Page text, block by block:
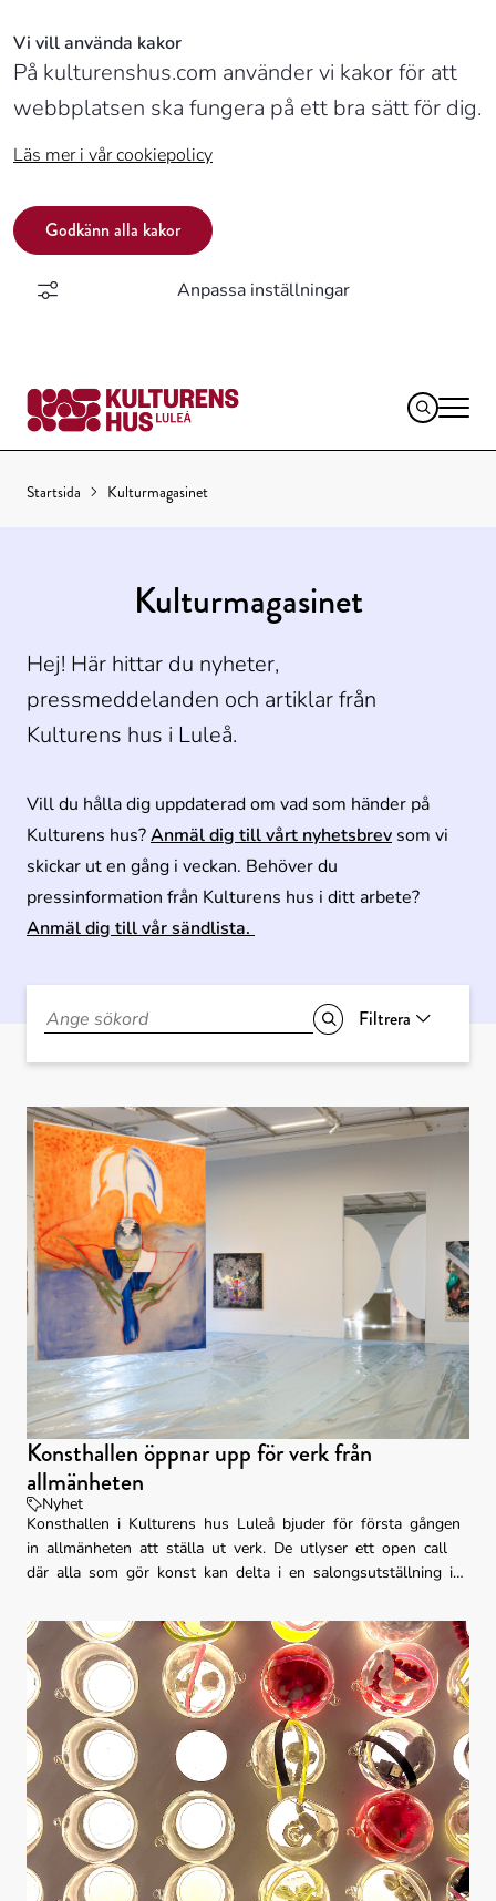
Vi vill använda kakor
På kulturenshus.com använder vi kakor för att
webbplatsen ska fungera på ett bra sätt för dig.
Läs mer i vår cookiepolicy
Godkänn alla kakor
Anpassa inställningar
Logotyp,
Kulturens
Startsida Kulturmagasinet
Kulturmagasinet
Hej! Här hittar du nyheter,
pressmeddelanden och artiklar från
Kulturens hus i Luleå.
Vill du hålla dig uppdaterad om vad som händer på
Kulturens hus? Anmäl dig till vårt nyhetsbrev som vi
skickar ut en gång i veckan. Behöver du
Anmäl dig till vår sändlista.
Filtrera
Konsthallen öppnar upp för verk från
allmänheten
Nyhet
Konsthallen i Kulturens hus Luleå bjuder för första gången
in allmänheten att ställa ut verk. De utlyser ett open call
där alla som gör konst kan delta i en salongsutställning i
24 augusti.